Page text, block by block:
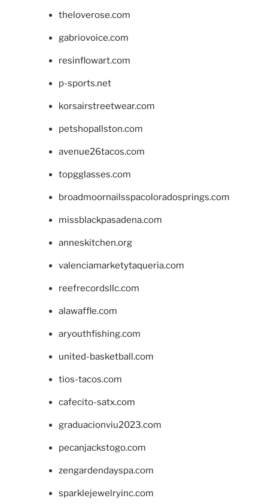
theloverose.com
gabriovoice.com
resinflowart.com
p-sports.net
korsairstreetwear.com
petshopallston.com
avenue26tacos.com
topgglasses.com
broadmoornailsspacoloradosprings.com
missblackpasadena.com
anneskitchen.org
valenciamarketytaqueria.com
reefrecordsllc.com
alawaffle.com
aryouthfishing.com
united-basketball.com
tios-tacos.com
cafecito-satx.com
graduacionviu2023.com
pecanjackstogo.com
zengardendayspa.com
sparklejewelryinc.com